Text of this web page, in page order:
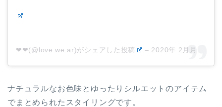
❤︎❤︎(@love.we.ar)がシェアした投稿 – 2020年 2月月10日午後4時30分PST
ナチュラルなお色味とゆったりシルエットのアイテム
でまとめられたスタイリングです。